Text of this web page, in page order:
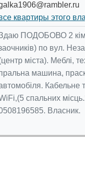
квартиры этого
ПОДОБОВО 2
по вул.
міста). Меблі,
машина,
Кабельне
спальних
Власник.